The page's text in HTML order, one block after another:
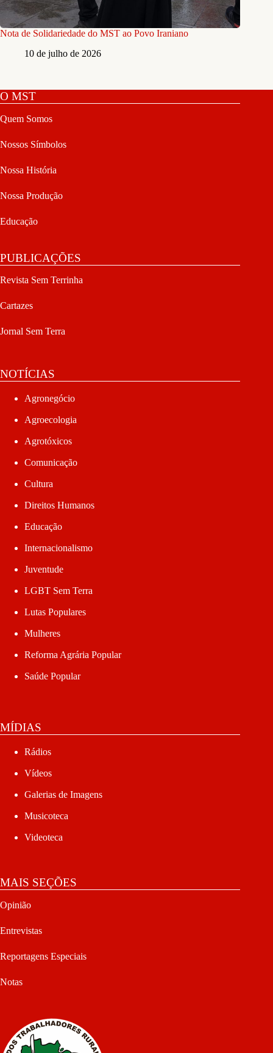
Nota de Solidariedade do MST ao Povo Iraniano
10 de julho de 2026
O MST
Quem Somos
Nossos Símbolos
Nossa História
Nossa Produção
Educação
PUBLICAÇÕES
Revista Sem Terrinha
Cartazes
Jornal Sem Terra
NOTÍCIAS
Agronegócio
Agroecologia
Agrotóxicos
Comunicação
Cultura
Direitos Humanos
Educação
Internacionalismo
Juventude
LGBT Sem Terra
Lutas Populares
Mulheres
Reforma Agrária Popular
Saúde Popular
MÍDIAS
Rádios
Vídeos
Galerias de Imagens
Musicoteca
Videoteca
MAIS SEÇÕES
Opinião
Entrevistas
Reportagens Especiais
Notas